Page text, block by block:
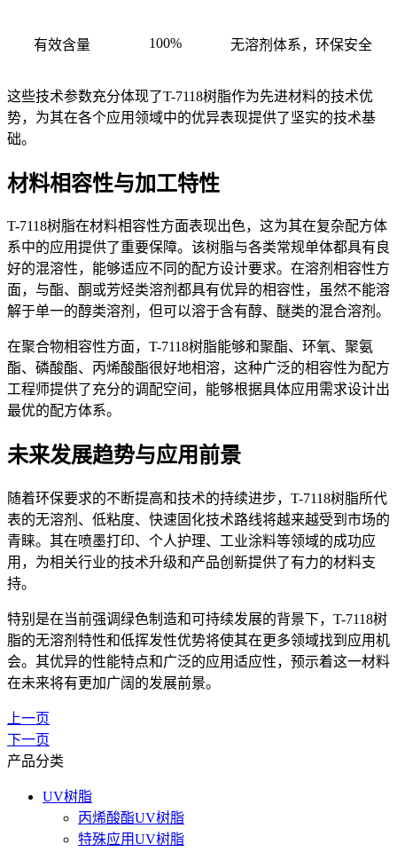
有效含量 100% 无溶剂体系，环保安全
这些技术参数充分体现了T-7118树脂作为先进材料的技术优
势，为其在各个应用领域中的优异表现提供了坚实的技术基
础。
材料相容性与加工特性
T-7118树脂在材料相容性方面表现出色，这为其在复杂配方体
系中的应用提供了重要保障。该树脂与各类常规单体都具有良
好的混溶性，能够适应不同的配方设计要求。在溶剂相容性方
面，与酯、酮或芳烃类溶剂都具有优异的相容性，虽然不能溶
解于单一的醇类溶剂，但可以溶于含有醇、醚类的混合溶剂。
在聚合物相容性方面， T-7118树脂能够和聚酯、环氧、聚氨
酯、磷酸酯、丙烯酸酯很好地相溶，这种广泛的相容性为配方
工程师提供了充分的调配空间，能够根据具体应用需求设计出
最优的配方体系。
未来发展趋势与应用前景
随着环保要求的不断提高和技术的持续进步， T-7118树脂所代
表的无溶剂、低粘度、快速固化技术路线将越来越受到市场的
青睐。其在喷墨打印、个人护理、工业涂料等领域的成功应
用，为相关行业的技术升级和产品创新提供了有力的材料支
持。
特别是在当前强调绿色制造和可持续发展的背景下，T-7118树
脂的无溶剂特性和低挥发性优势将使其在更多领域找到应用机
会。其优异的性能特点和广泛的应用适应性，预示着这一材料
在未来将有更加广阔的发展前景。
上一页
下一页
产品分类
UV树脂
丙烯酸酯UV树脂
特殊应用UV树脂